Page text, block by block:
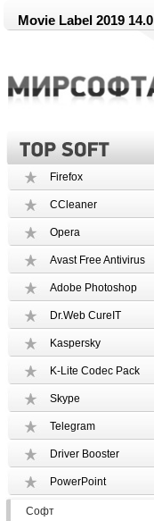
Movie Label 2019 14.0
Firefox
CCleaner
Opera
Avast Free Antivirus
Adobe Photoshop
Dr.Web CureIT
Kaspersky
K-Lite Codec Pack
Skype
Telegram
Driver Booster
PowerPoint
Софт